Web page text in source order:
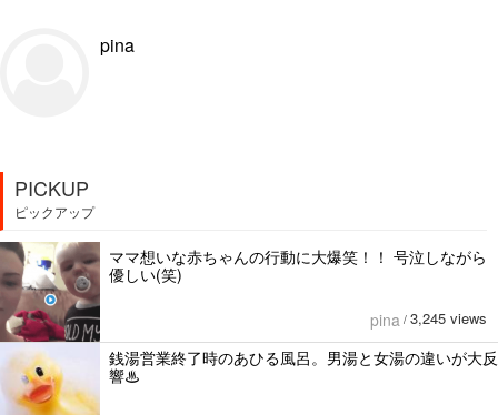
pina
PICKUP
ピックアップ
ママ想いな赤ちゃんの行動に大爆笑！！ 号泣しながら
優しい(笑)
pina / 3,245 views
銭湯営業終了時のあひる風呂。男湯と女湯の違いが大反
響♨